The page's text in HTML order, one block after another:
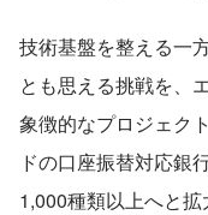
技術基盤を整える一
とも思える挑戦を、
象徴的なプロジェク
ドの口座振替対応銀
1,000種類以上へと拡